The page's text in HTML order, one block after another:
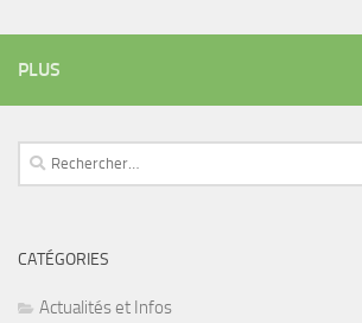
PLUS
Rechercher :
CATÉGORIES
Actualités et Infos